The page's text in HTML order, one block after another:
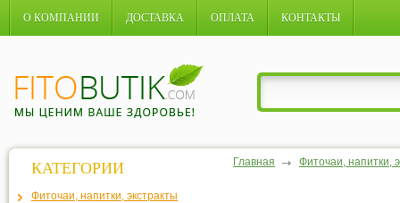
О КОМПАНИИ ДОСТАВКА ОПЛАТА КОНТАКТЫ
Главная Фиточаи, напитки,
КАТЕГОРИИ
Фиточаи, напитки, экстракты